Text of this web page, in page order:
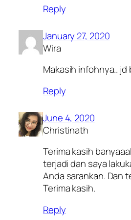
Reply
January 27, 2020
Wira
Makasih infohnya.. jd
Reply
June 4, 2020
Christinath
Terima kasih
terjadi dan saya
Anda sarankan. Dan
Terima kasih.
Reply